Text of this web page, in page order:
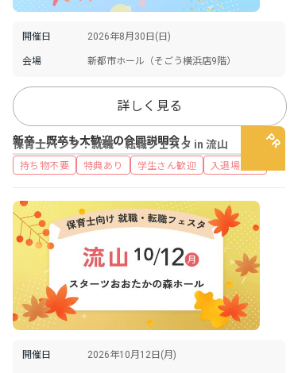
開催日 2026年8月30日(日)
会場 新都市ホール（そごう横浜店9階）
詳しく見る
保育士バンク！就職・転職フェスタ in 流山
新卒・既卒も大歓迎の合同説明会！
持ち物不要 特典あり 学生さん歓迎 入退場自由
開催日 2026年10月12日(月)